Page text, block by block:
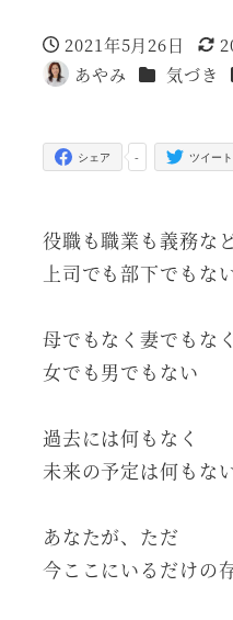
投稿日
2021年5月26日
更
著
あやみ カテゴリー
気づき
-
シェア ツイート
役職も職業も義務な
上司でも部下でもな
母でもなく妻でもなく
女でも男でもない
過去には何もなく
未来の予定は何もな
あなたが、ただ
今ここにいるだけの